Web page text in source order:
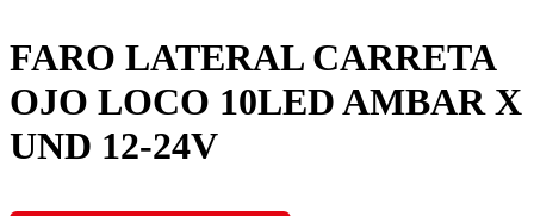
FARO LATERAL CARRETA
OJO LOCO 10LED AMBAR X
UND 12-24V